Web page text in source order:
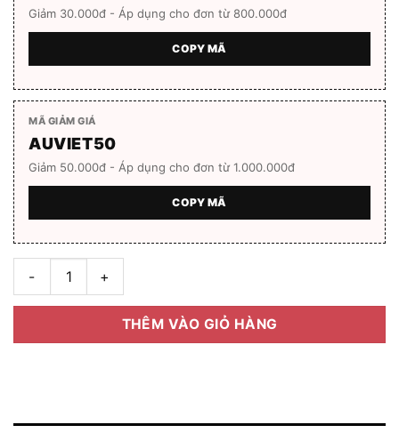
Giảm 30.000đ - Áp dụng cho đơn từ 800.000đ
COPY MÃ
MÃ GIẢM GIÁ
AUVIET50
Giảm 50.000đ - Áp dụng cho đơn từ 1.000.000đ
COPY MÃ
Gọng kính nam, nữ JEEP JSR2020 M5 Full box số lượng
THÊM VÀO GIỎ HÀNG